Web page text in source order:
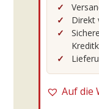
Bonfante
DOCG
riserva
0,75l
Menge
Direkt
Auf die